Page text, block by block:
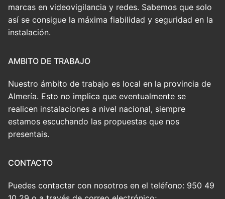
marcas en videovigilancia y redes. Sabemos que solo
así se consigue la máxima fiabilidad y seguridad en la
instalación.
AMBITO DE TRABAJO
Nuestro ámbito de trabajo es local en la provincia de
Almería. Esto no implica que eventualmente se
realicen instalaciones a nivel nacional, siempre
estamos escuchando las propuestas que nos
presentais.
CONTACTO
Puedes contactar con nosotros en el teléfono: 950 49